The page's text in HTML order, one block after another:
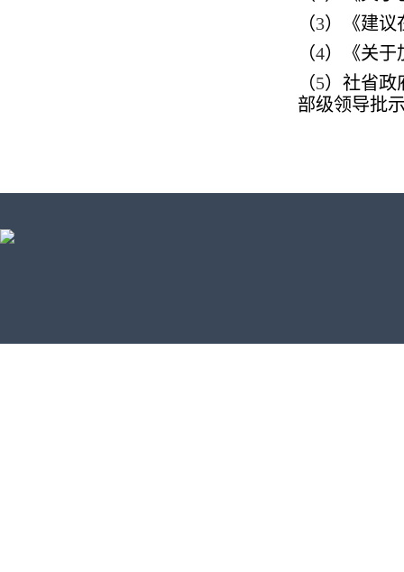
（3）《建议
（4）《关于
（5）社省政
部级领导批